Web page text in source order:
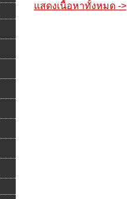
แสดงเนื้อหาทั้งหมด ->